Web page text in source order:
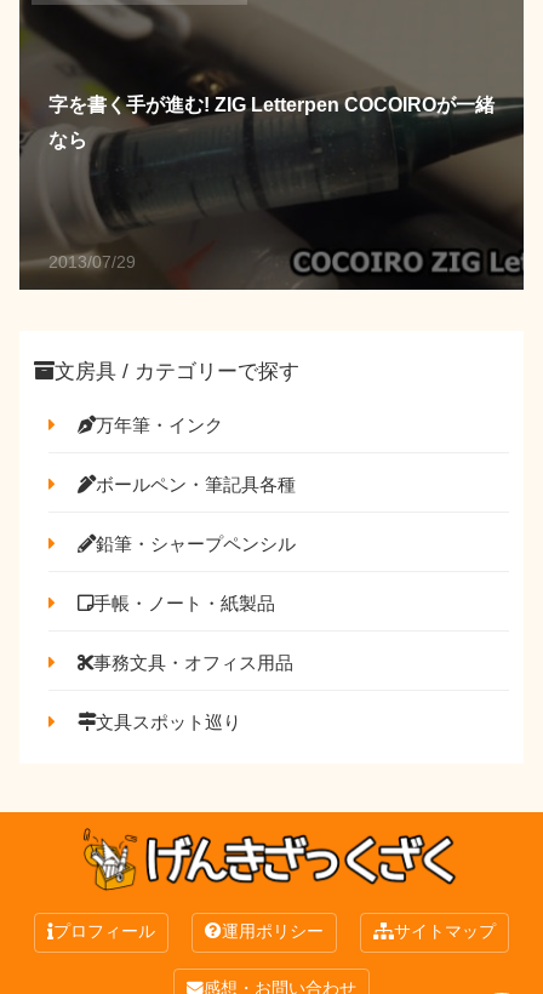
2013/07/29
字を書く手が進む! ZIG Letterpen COCOIROが一緒
なら
文房具 / カテゴリーで探す
万年筆・インク
ボールペン・筆記具各種
鉛筆・シャープペンシル
手帳・ノート・紙製品
事務文具・オフィス用品
文具スポット巡り
プロフィール 運用ポリシー サイトマップ
感想・お問い合わせ